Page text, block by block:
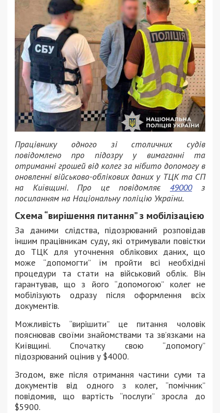
Працівнику одного зі столичних судів
повідомлено про підозру у вимаганні та
отриманні грошей від колег за нібито допомогу в
оновленні військово-облікових даних у ТЦК та СП
на Київщині. Про це повідомляє 49000з
посиланням на Національну поліцію України.
Схема “вирішення питання” з мобілізацією
За даними слідства, підозрюваний розповідав
іншим працівникам суду, які отримували повістки
до ТЦК для уточнення облікових даних, що
може “допомогти” їм пройти всі необхідні
процедури та стати на військовий облік. Він
гарантував, що з його “допомогою” колег не
мобілізують одразу після оформлення всіх
документів.
Можливість “вирішити” це питання чоловік
пояснював своїми знайомствами та зв’язками на
Київщині. Спочатку свою “допомогу”
підозрюваний оцінив у $4000.
Згодом, вже після отримання частини суми та
документів від одного з колег, “помічник”
повідомив, що вартість “послуги” зросла до
$5900.